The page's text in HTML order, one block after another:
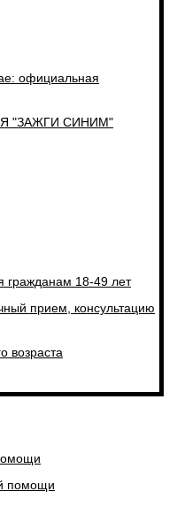
официальная
"ЗАЖГИ СИНИМ"
гражданам 18-49 лет
прием, консультацию
возраста
помощи